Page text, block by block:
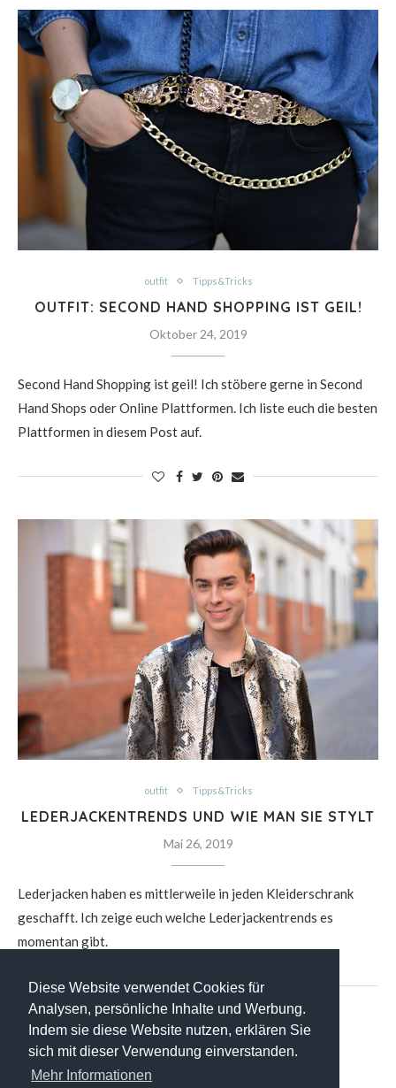
Diese Website verwendet Cookies für
Analysen, persönliche Inhalte und Werbung.
Indem sie diese Website nutzen, erklären Sie
sich mit dieser Verwendung einverstanden.
Mehr Informationen
outfit Tipps&Tricks
OUTFIT: SECOND HAND SHOPPING IST GEIL!
Oktober 24, 2019
Second Hand Shopping ist geil! Ich stöbere gerne in Second
Hand Shops oder Online Plattformen. Ich liste euch die besten
Plattformen in diesem Post auf.
outfit Tipps&Tricks
LEDERJACKENTRENDS UND WIE MAN SIE STYLT
Mai 26, 2019
Lederjacken haben es mittlerweile in jeden Kleiderschrank
geschafft. Ich zeige euch welche Lederjackentrends es
momentan gibt.